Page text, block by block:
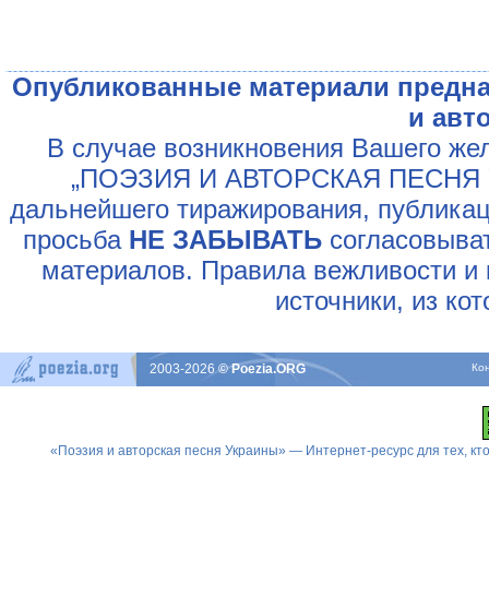
Опубликованные материали
и
В случае возникновения Вашего
„ПОЭЗИЯ И АВТОРСКАЯ ПЕСНЯ
дальнейшего тиражирования,
просьба НЕ ЗАБЫВАТЬ
материалов. Правила вежливости и
источники, из
2003-2026© Poezia.ORG
«Поэзия и авторская песня Украины» — Интернет-ресурс для тех,